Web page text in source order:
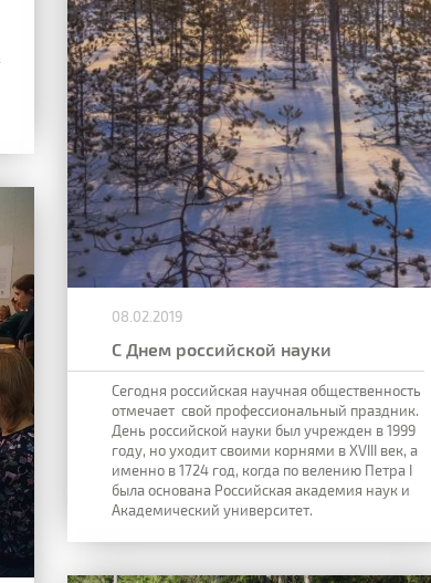
08.02.2019
С Днем российской науки
Сегодня российская научная общественность
отмечает свой профессиональный праздник.
День российской науки был учрежден в 1999
году, но уходит своими корнями в XVIII век, а
именно в 1724 год, когда по велению Петра I
была основана Российская академия наук и
Академический университет.